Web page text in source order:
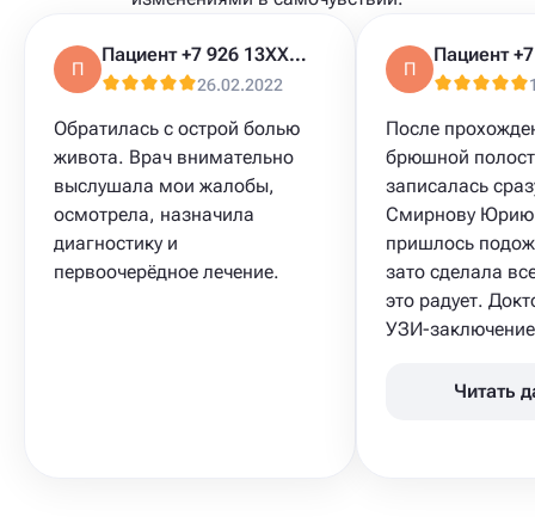
П
Пациент +7 926 13XXXXX
26.02.2022
Обратилась с острой болью
живота. Врач внимательно
выслушала мои жалобы,
осмотрела, назначила
диагностику и
первоочерёдное лечение.
П
После
брюшной
записалась
Смирнову
пришлось
зато сделала
это радует.
УЗИ-
Читать